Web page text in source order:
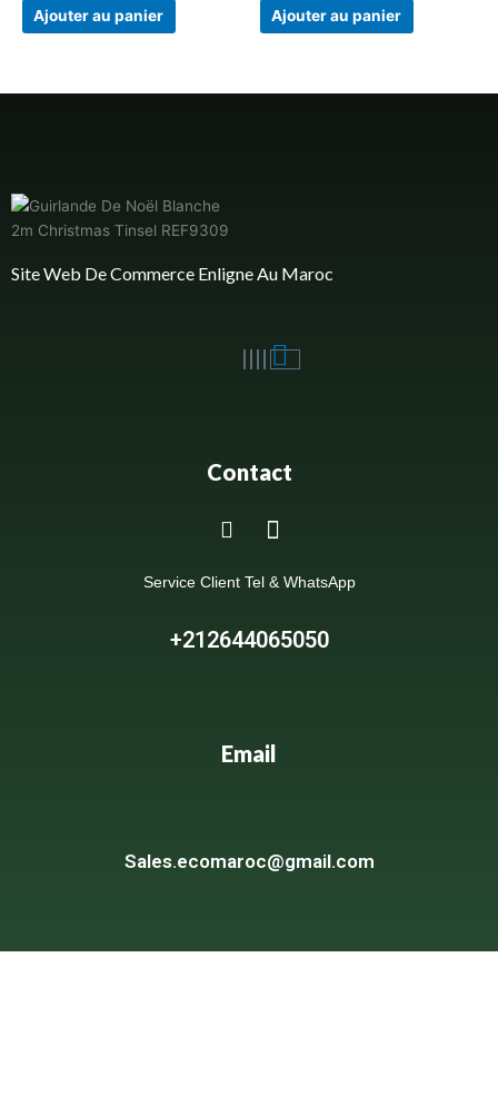
Ajouter au panier Ajouter au panier
Site Web De Commerce Enligne Au Maroc
Contact
Service Client Tel & WhatsApp
+212644065050
Email
Sales.ecomaroc@gmail.com